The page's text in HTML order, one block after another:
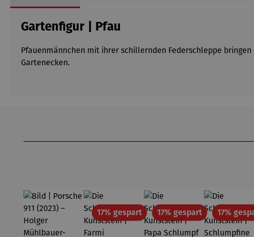
Gartenfigur | Pfau
Pfauenmännchen mit ihrer schillernden Federschleppe
Gartenecken.
17% gespartRabatt17% gespartRabatt
17%